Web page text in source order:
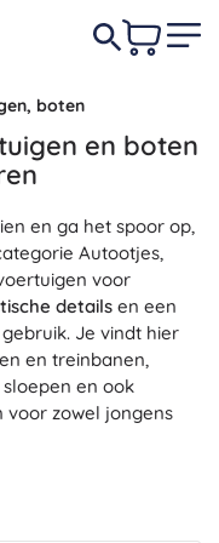
boten
en boten
en ga het spoor op,
Autootjes,
voor
details en een
Je vindt hier
en treinbanen,
en ook
zowel jongens
te bouwen.